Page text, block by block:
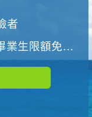
者
限額免費參加